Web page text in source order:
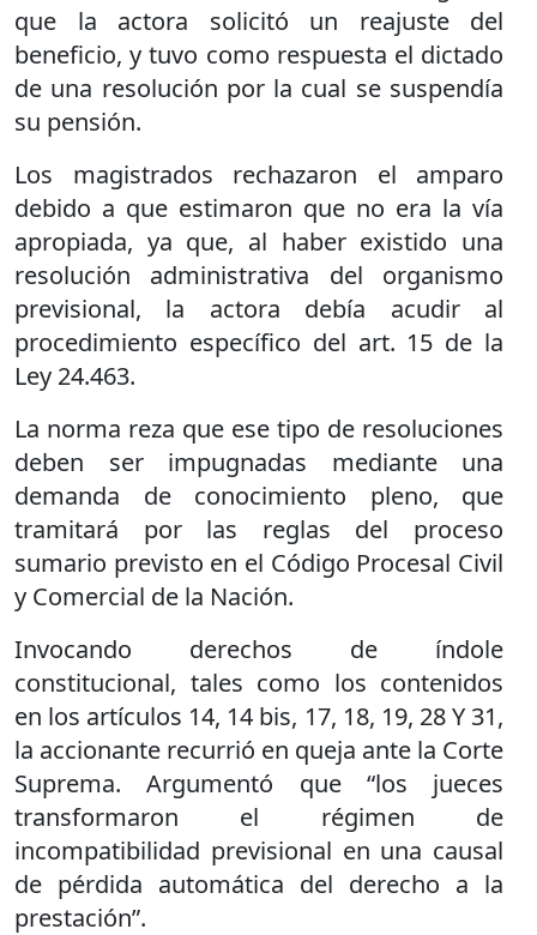
que la actora solicitó un reajuste del
beneficio, y tuvo como respuesta el dictado
de una resolución por la cual se suspendía
su pensión.
Los magistrados rechazaron el amparo
debido a que estimaron que no era la vía
apropiada, ya que, al haber existido una
resolución administrativa del organismo
previsional, la actora debía acudir al
procedimiento específico del art. 15 de la
Ley 24.463.
La norma reza que ese tipo de resoluciones
deben ser impugnadas mediante una
demanda de conocimiento pleno, que
tramitará por las reglas del proceso
sumario previsto en el Código Procesal Civil
y Comercial de la Nación.
Invocando derechos de índole
constitucional, tales como los contenidos
en los artículos 14, 14 bis, 17, 18, 19, 28 Y 31,
la accionante recurrió en queja ante la Corte
Suprema. Argumentó que “los jueces
transformaron el régimen de
incompatibilidad previsional en una causal
de pérdida automática del derecho a la
prestación”.